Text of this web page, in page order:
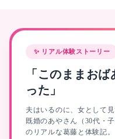
お客様の声・口コミ
✨ リアル体験ストーリー
「このままお
った」
夫はいるのに、女として
既婚のあやさん（30代・
のリアルな葛藤と体験記。